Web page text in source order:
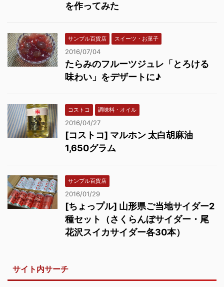
を作ってみた
サンプル百貨店 スイーツ・お菓子
2016/07/04
たらみのフルーツジュレ「とろける
味わい」をデザートに♪
コストコ 調味料・オイル
2016/04/27
[コストコ] マルホン 太白胡麻油
1,650グラム
サンプル百貨店
2016/01/29
[ちょっプル] 山形県ご当地サイダー2
種セット（さくらんぼサイダー・尾
花沢スイカサイダー各30本）
サイト内サーチ